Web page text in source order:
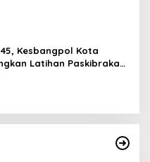
Kesbangpol Kota
Latihan Paskibraka